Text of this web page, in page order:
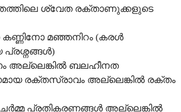
ശ്വേത രക്താണുക്കളുടെ
കണ്ണിനോ മഞ്ഞനിറം (കരൾ
അല്ലെങ്കിൽ ബലഹീനത
രക്തസ്രാവം അല്ലെങ്കിൽ രക്തം
പ്രതികരണങ്ങൾ അല്ലെങ്കിൽ